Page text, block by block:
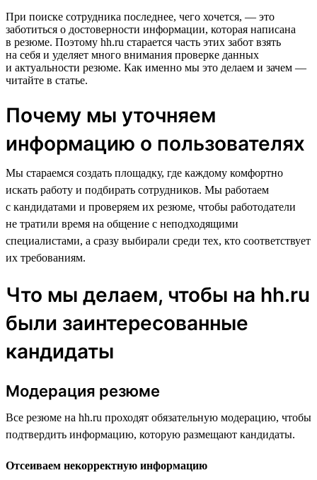
При поиске сотрудника последнее, чего хочется, — это
заботиться о достоверности информации, которая написана
в резюме. Поэтому hh.ru старается часть этих забот взять
на себя и уделяет много внимания проверке данных
и актуальности резюме. Как именно мы это делаем и зачем —
читайте в статье.
Почему мы уточняем
информацию о пользователях
Мы стараемся создать площадку, где каждому комфортно
искать работу и подбирать сотрудников. Мы работаем
с кандидатами и проверяем их резюме, чтобы работодатели
не тратили время на общение с неподходящими
специалистами, а сразу выбирали среди тех, кто соответствует
их требованиям.
Что мы делаем, чтобы на hh.ru
были заинтересованные
кандидаты
Модерация резюме
Все резюме на hh.ru проходят обязательную модерацию, чтобы
подтвердить информацию, которую размещают кандидаты.
Отсеиваем некорректную информацию